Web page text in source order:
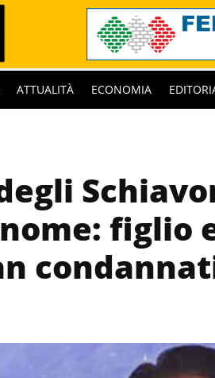
ATTUALITÀ ECONOMIA
figlio